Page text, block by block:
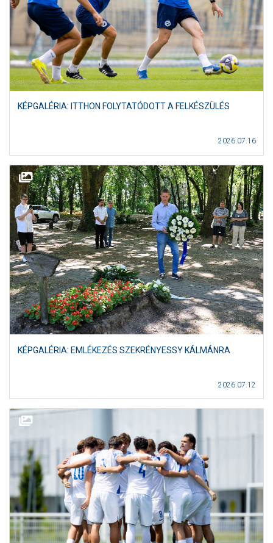
KÉPGALÉRIA: ITTHON FOLYTATÓDOTT A FELKÉSZÜLÉS
2026.07.16
KÉPGALÉRIA: EMLÉKEZÉS SZEKRÉNYESSY KÁLMÁNRA
2026.07.12